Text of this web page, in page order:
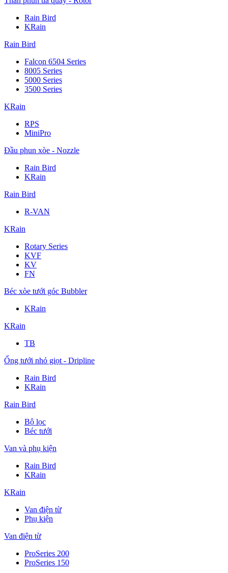
Rain Bird
KRain
Rain Bird
Falcon 6504 Series
8005 Series
5000 Series
3500 Series
KRain
RPS
MiniPro
Đầu phun xòe - Nozzle
Rain Bird
KRain
Rain Bird
R-VAN
KRain
Rotary Series
KVF
KV
FN
Béc xòe tưới góc Bubbler
KRain
KRain
TB
Ống tưới nhỏ giọt - Dripline
Rain Bird
KRain
Rain Bird
Bộ lọc
Béc tưới
Van và phụ kiện
Rain Bird
KRain
KRain
Van điện từ
Phụ kiện
Van điện từ
ProSeries 200
ProSeries 150